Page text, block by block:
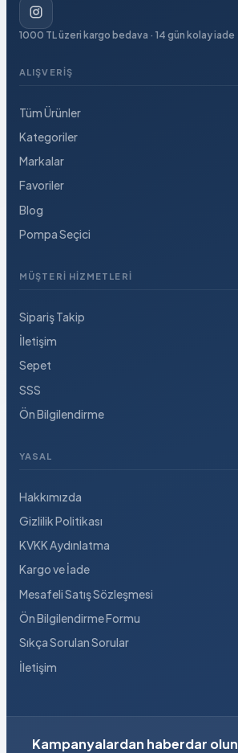
1000 TL üzeri kargo bedava · 14 gün kolay iade
ALIŞVERIŞ
Tüm Ürünler
Kategoriler
Markalar
Favoriler
Blog
Pompa Seçici
MÜŞTERI HIZMETLERI
Sipariş Takip
İletişim
Sepet
SSS
Ön Bilgilendirme
YASAL
Hakkımızda
Gizlilik Politikası
KVKK Aydınlatma
Kargo ve İade
Mesafeli Satış Sözleşmesi
Ön Bilgilendirme Formu
Sıkça Sorulan Sorular
İletişim
Kampanyalardan haberdar olun